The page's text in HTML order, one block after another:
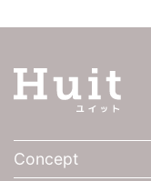
Concept